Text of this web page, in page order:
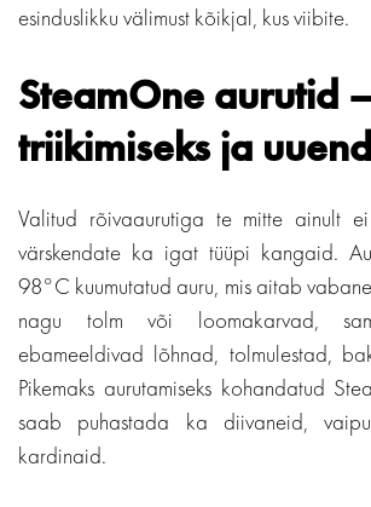
esinduslikku välimust kõikjal, kus viibite.
SteamOne aurutid
triikimiseks ja
Valitud rõivaaurutiga te mitte ainult
värskendate ka igat tüüpi kangaid.
98°C kuumutatud auru, mis aitab
nagu tolm või loomakarvad,
ebameeldivad lõhnad, tolmulestad,
Pikemaks aurutamiseks kohandatud
saab puhastada ka diivaneid,
kardinaid.